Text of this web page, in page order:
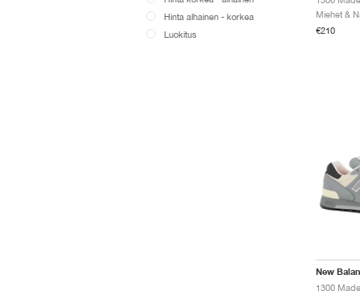
Hinta alhainen - korkea
Luokitus
€210
New